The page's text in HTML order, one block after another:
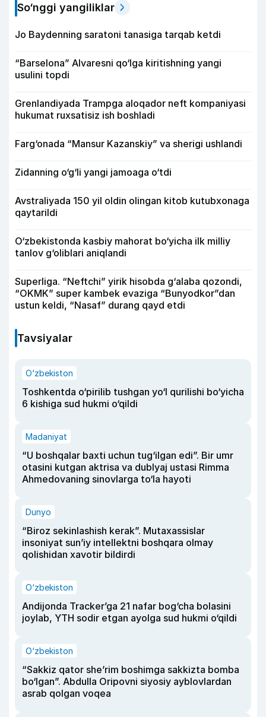
So‘nggi yangiliklar
Jo Baydenning saratoni tanasiga tarqab ketdi
“Barselona” Alvaresni qo‘lga kiritishning yangi
usulini topdi
Grenlandiyada Trampga aloqador neft kompaniyasi
hukumat ruxsatisiz ish boshladi
Farg‘onada “Mansur Kazanskiy” va sherigi ushlandi
Zidanning o‘g‘li yangi jamoaga o‘tdi
Avstraliyada 150 yil oldin olingan kitob kutubxonaga
qaytarildi
O‘zbekistonda kasbiy mahorat bo‘yicha ilk milliy
tanlov g‘oliblari aniqlandi
Superliga. “Neftchi” yirik hisobda g‘alaba qozondi,
“OKMK” super kambek evaziga “Bunyodkor”dan
ustun keldi, “Nasaf” durang qayd etdi
Tavsiyalar
O‘zbekiston
Toshkentda o‘pirilib tushgan yo‘l qurilishi bo‘yicha
6 kishiga sud hukmi o‘qildi
Madaniyat
“U boshqalar baxti uchun tug‘ilgan edi”. Bir umr
otasini kutgan aktrisa va dublyaj ustasi Rimma
Ahmedovaning sinovlarga to‘la hayoti
Dunyo
“Biroz sekinlashish kerak”. Mutaxassislar
insoniyat sun’iy intellektni boshqara olmay
qolishidan xavotir bildirdi
O‘zbekiston
Andijonda Tracker’ga 21 nafar bog‘cha bolasini
joylab, YTH sodir etgan ayolga sud hukmi o‘qildi
O‘zbekiston
“Sakkiz qator she’rim boshimga sakkizta bomba
bo‘lgan”. Abdulla Oripovni siyosiy ayblovlardan
asrab qolgan voqea